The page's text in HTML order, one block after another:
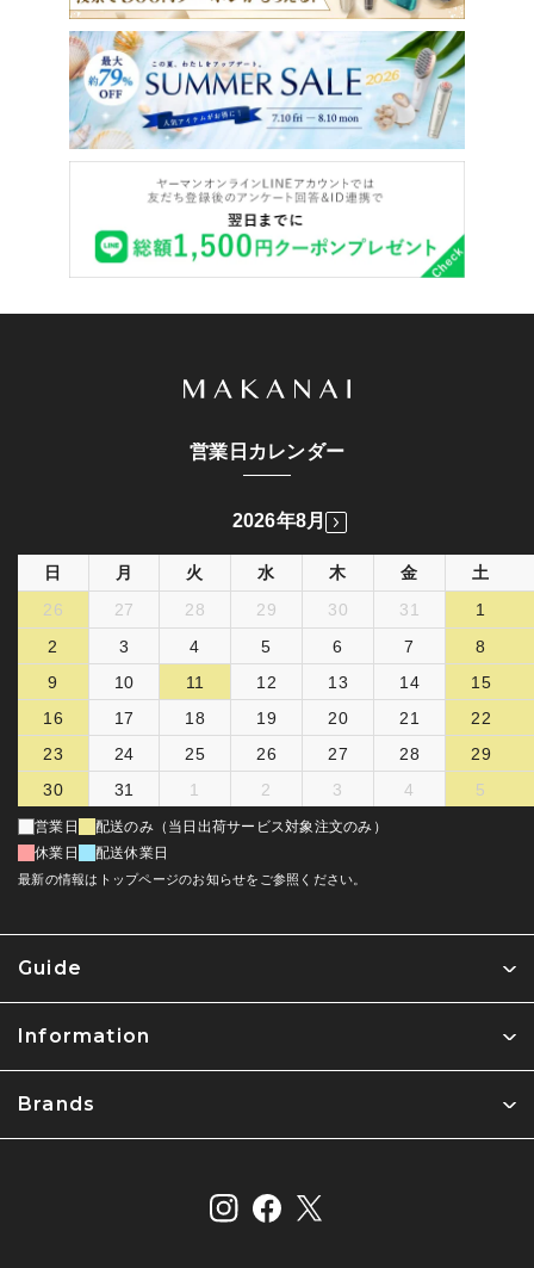
Guide
Information
Brands
営業日カレンダー
2026年8月
日 月 火 水 木 金
土
26
27 28 29 30 31
1
2
3 4 5 6 7
8
9
10 11 12 13 14
15
16
17 18 19 20 21
22
23
24 25 26 27 28
29
30
31 1 2 3 4 5
営業日
配送のみ（当日出荷サービス対象注文のみ）
休業日
配送休業日
最新の情報はトップページのお知らせをご参照ください。